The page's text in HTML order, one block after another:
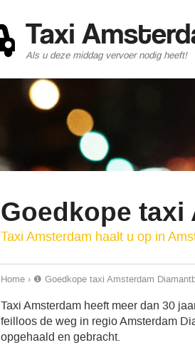
Taxi
Als u deze middag vervoer nodig heeft!
Goedkope
Taxi Amsterdam haalt u op in
Home › ❶ Goedkope taxi Amsterdam
Taxi Amsterdam heeft meer dan 30
feilloos de weg in regio Amsterdam
opgehaald en gebracht.